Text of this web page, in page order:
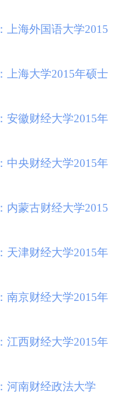
上海外国语大学2015
上海大学2015年硕士
安徽财经大学2015年
中央财经大学2015年
内蒙古财经大学2015
天津财经大学2015年
南京财经大学2015年
江西财经大学2015年
河南财经政法大学